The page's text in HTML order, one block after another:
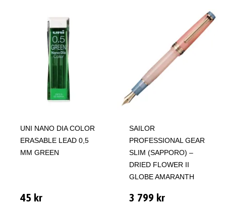
UNI NANO DIA COLOR
ERASABLE LEAD 0,5
MM GREEN
45 kr
SAILOR
PROFESSIONAL GEAR
SLIM (SAPPORO) –
DRIED FLOWER II
GLOBE AMARANTH
3 799 kr